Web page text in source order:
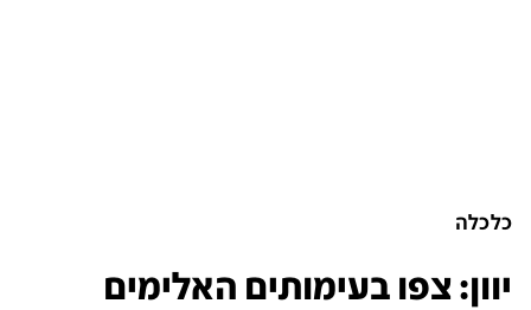
כלכלה
יוון: צפו בעימותים האלימים